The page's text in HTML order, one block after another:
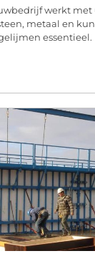
werkt
metaal en
essentieel.